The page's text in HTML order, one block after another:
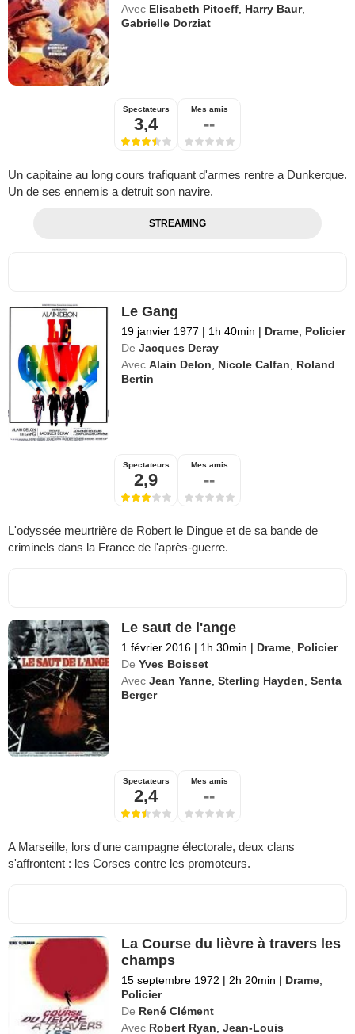
Avec Elisabeth Pitoeff, Harry Baur,
Gabrielle Dorziat
Spectateurs
3,4
Mes amis
--
Un capitaine au long cours trafiquant d'armes rentre a Dunkerque.
Un de ses ennemis a detruit son navire.
STREAMING
Le Gang
19 janvier 1977 | 1h 40min | Drame, Policier
De Jacques Deray
Avec Alain Delon, Nicole Calfan, Roland
Bertin
Spectateurs
2,9
Mes amis
--
L'odyssée meurtrière de Robert le Dingue et de sa bande de
criminels dans la France de l'après-guerre.
Le saut de l'ange
1 février 2016 | 1h 30min | Drame, Policier
De Yves Boisset
Avec Jean Yanne,Sterling Hayden,Senta
Berger
Spectateurs
2,4
Mes amis
--
A Marseille, lors d'une campagne électorale, deux clans
s'affrontent : les Corses contre les promoteurs.
La Course du lièvre à travers les
champs
15 septembre 1972 | 2h 20min | Drame,
Policier
De René Clément
Avec Robert Ryan,Jean-Louis